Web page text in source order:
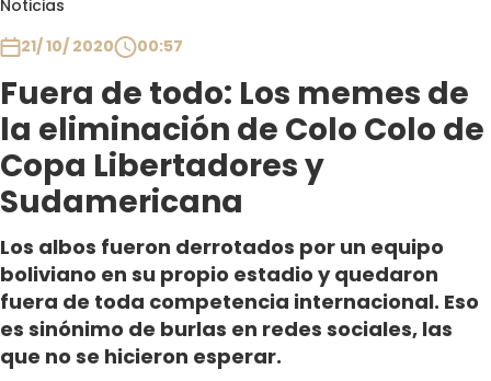
Noticias
21/ 10/ 2020
00:57
Fuera de todo: Los memes de
la eliminación de Colo Colo de
Copa Libertadores y
Sudamericana
Los albos fueron derrotados por un equipo
boliviano en su propio estadio y quedaron
fuera de toda competencia internacional. Eso
es sinónimo de burlas en redes sociales, las
que no se hicieron esperar.
Club De La Comedia
Contigo en Directo
Plan Perfecto
El Tiempo
Sabingo
Todos Los Programas